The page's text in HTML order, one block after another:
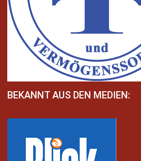
BEKANNT AUS DEN MEDIEN: